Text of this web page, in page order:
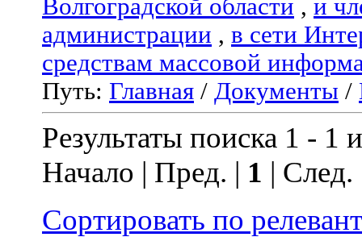
Волгоградской области , и
администрации , в сети
средствам массовой
Путь: Главная / Документы /
Результаты поиска 1 - 1
Начало | Пред. | 1 |
Сортировать по